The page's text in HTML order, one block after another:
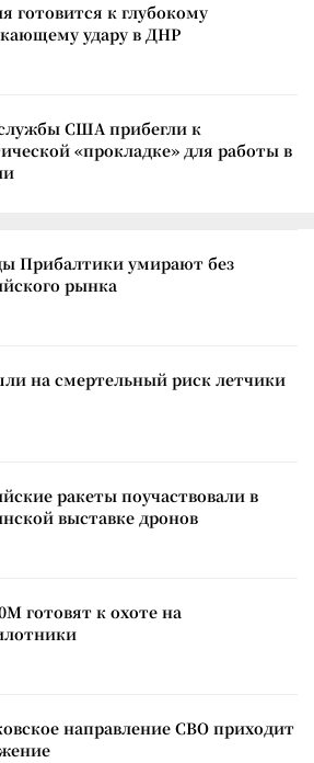
готовится к глубокому
удару в ДНР
США прибегли к
«прокладке» для работы в
Прибалтики умирают без
рынка
на смертельный риск летчики
ракеты поучаствовали в
выставке дронов
готовят к охоте на
направление СВО приходит